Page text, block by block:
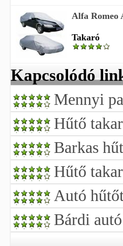
Alfa Romeo
Takaró
Kapcsolódó
Mennyi
Hűtő
Barkas
Hűtő
Autó
Bárdi